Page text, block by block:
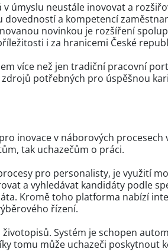
úmyslu neustále inovovat a
a kompetencí
novinkou je rozšíření
i za hranicemi České
více než jen tradiční pracovní
potřebných pro úspěšnou
inovace v náborových procesech
tak uchazečům o práci.
pro personalisty, je využití
a vyhledávat kandidáty podle
Kromě toho platforma nabízí
řízení.
Systém je schopen
tomu může uchazeči poskytnout